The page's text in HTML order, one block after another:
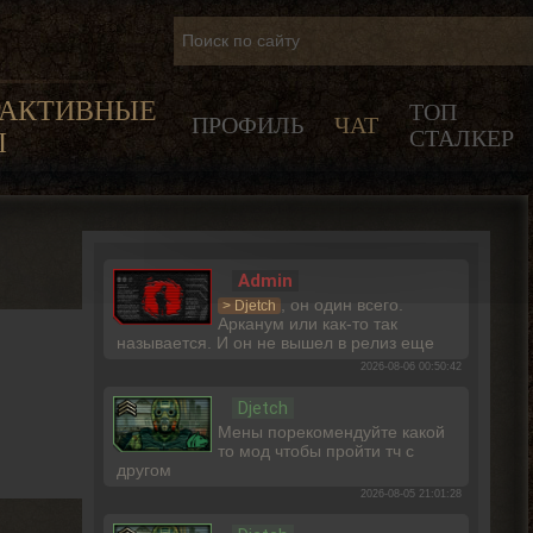
ПРОФИЛЬ ЧАТ
ТОП
СТАЛКЕР
Admin
> Djetch , он один всего.
Арканум или как-то так
называется. И он не вышел в релиз еще
2026-08-06 00:50:42
Djetch
Мены порекомендуйте какой
то мод чтобы пройти тч с
другом
2026-08-05 21:01:28